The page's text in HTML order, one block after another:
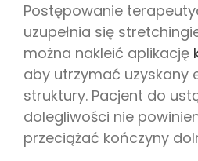
Postępowanie
uzupełnia się
można nakleić aplikację
aby utrzymać uzyskany
struktury. Pacjent do
dolegliwości nie
przeciążać kończyny